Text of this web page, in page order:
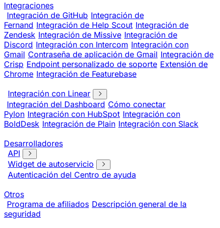
Integraciones
Integración de GitHub Integración de
Fernand Integración de Help Scout Integración de
Zendesk Integración de Missive Integración de
Discord Integración con Intercom Integración con
Gmail Contraseña de aplicación de Gmail Integración de
Crisp Endpoint personalizado de soporte Extensión de
Chrome Integración de Featurebase
Integración con Linear
Integración del Dashboard Cómo conectar
Pylon Integración con HubSpot Integración con
BoldDesk Integración de Plain Integración con Slack
Desarrolladores
API
Widget de autoservicio
Autenticación del Centro de ayuda
Otros
Programa de afiliados Descripción general de la
seguridad